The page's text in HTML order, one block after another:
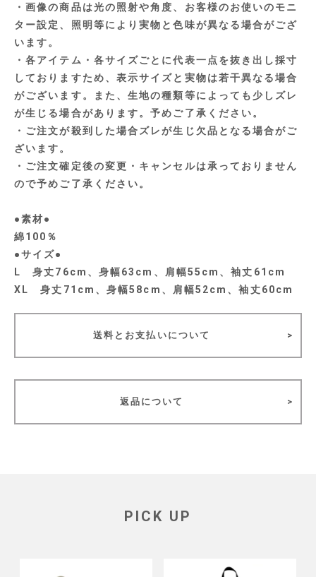
・画像の商品は光の照射や角度、お客様のお使いのモニ
ター設定、照明等により実物と色味が異なる場合がござ
います。
・各アイテム・各サイズごとに代表一点を抜き出し採寸
しておりますため、表示サイズと実物は若干異なる場合
がございます。また、生地の種類等によっても少しズレ
が生じる場合があります。予めご了承ください。
・ご注文が殺到した場合ズレが生じ欠品となる場合がご
ざいます。
・ご注文確定後の変更・キャンセルは承っておりません
ので予めご了承ください。
●素材●
綿100％
●サイズ●
L 身丈76cm、身幅63cm、肩幅55cm、袖丈61cm
XL 身丈71cm、身幅58cm、肩幅52cm、袖丈60cm
送料とお支払いについて
返品について
PICK UP